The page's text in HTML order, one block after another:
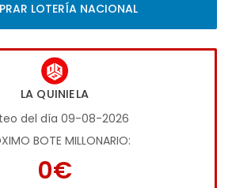
LOTERÍA NACIONAL
LA QUINIELA
del día 09-08-2026
BOTE MILLONARIO:
0€